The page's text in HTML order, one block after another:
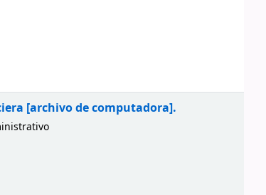
[archivo de computadora].